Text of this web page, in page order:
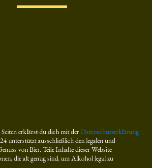
erklärst du dich mit derDatenschutzerklärung
unterstützt ausschließlich den legalen und
von Bier. Teile Inhalte dieser Website
die alt genug sind, um Alkohol legal zu